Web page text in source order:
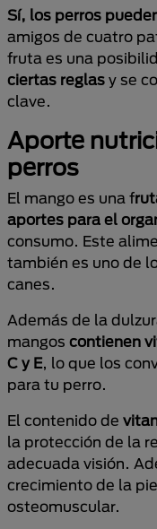
Sí, los perros
amigos de cuatro
fruta es una
ciertas reglas y se
clave.
Aporte
perros
El mango es una f
aportes para el
consumo. Este
también es uno de
canes.
Además de la
mangos contienen
C y E, lo que los
para tu perro.
El contenido de
la protección de la
adecuada visión.
crecimiento de la
osteomuscular.